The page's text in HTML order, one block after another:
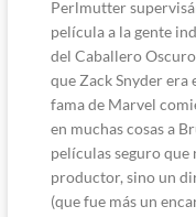
Perlmutter
película a la gente
del Caballero
que Zack Snyder
fama de Marvel
en muchas cosas a
películas seguro que
productor, sino un
(que fue más un